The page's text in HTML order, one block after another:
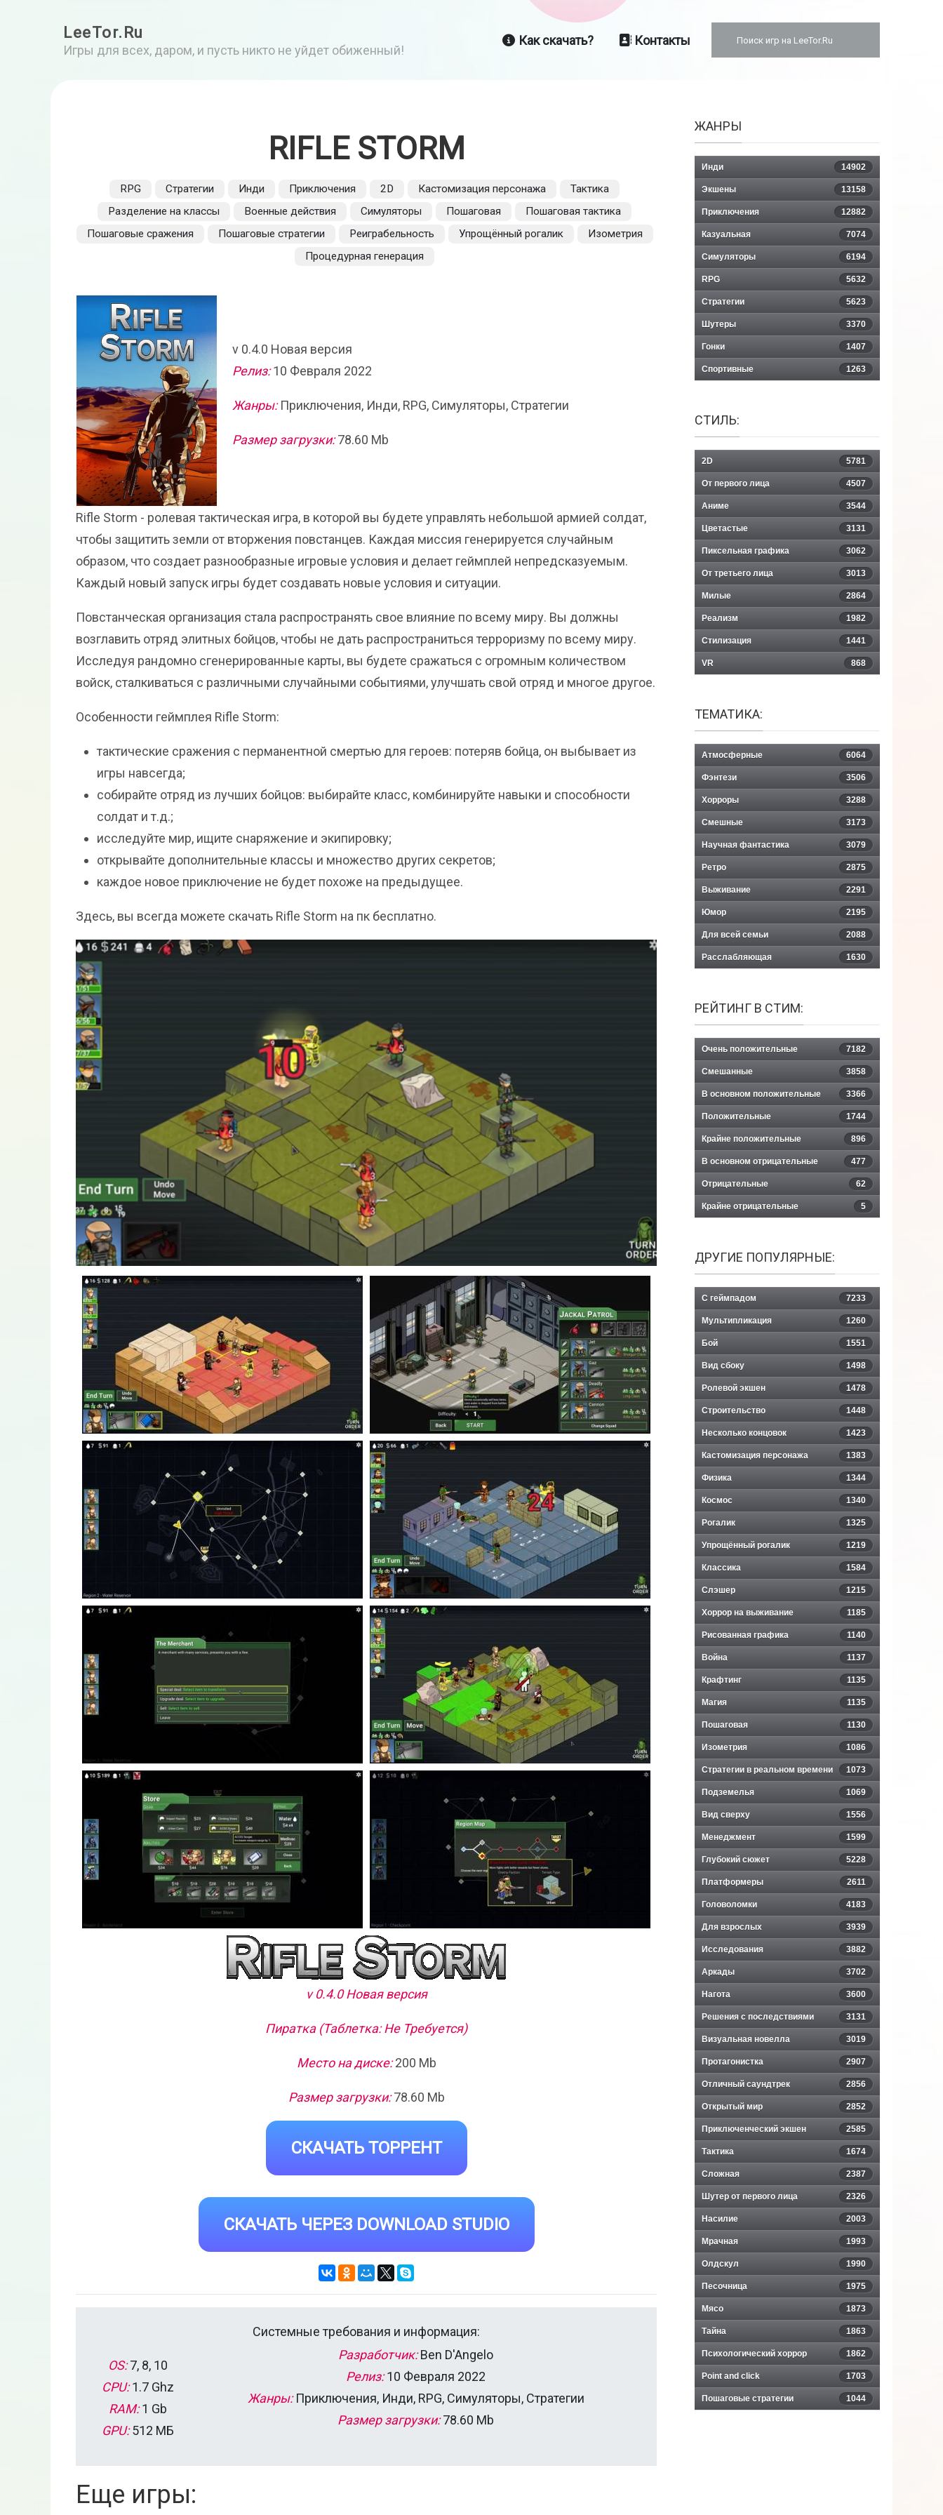
LeeTor.Ru
Игры для всех, даром, и пусть никто не уйдет обиженный!
Как скачать? Контакты
RIFLE STORM
RPG Стратегии Инди Приключения 2D Кастомизация персонажа
Тактика
Разделение на классы
Военные действия Симуляторы Пошаговая
Пошаговая тактика
Пошаговые сражения
Пошаговые стратегии Реиграбельность Упрощённый рогалик
Изометрия
Процедурная генерация
v 0.4.0 Новая версия
Релиз:10 Февраля 2022
Жанры:Приключения, Инди, RPG, Симуляторы, Стратегии
Размер загрузки:78.60 Mb
Rifle Storm - ролевая тактическая игра, в которой вы будете управлять небольшой армией солдат,
чтобы защитить земли от вторжения повстанцев. Каждая миссия генерируется случайным
образом, что создает разнообразные игровые условия и делает геймплей непредсказуемым.
Каждый новый запуск игры будет создавать новые условия и ситуации.
Повстанческая организация стала распространять свое влияние по всему миру. Вы должны
возглавить отряд элитных бойцов, чтобы не дать распространиться терроризму по всему миру.
Исследуя рандомно сгенерированные карты, вы будете сражаться с огромным количеством
войск, сталкиваться с различными случайными событиями, улучшать свой отряд и многое другое.
Особенности геймплея Rifle Storm:
тактические сражения с перманентной смертью для героев: потеряв бойца, он выбывает из
игры навсегда;
собирайте отряд из лучших бойцов: выбирайте класс, комбинируйте навыки и способности
солдат и т.д.;
исследуйте мир, ищите снаряжение и экипировку;
открывайте дополнительные классы и множество других секретов;
каждое новое приключение не будет похоже на предыдущее.
Здесь, вы всегда можете скачать Rifle Storm на пк бесплатно.
v 0.4.0 Новая версия
Пиратка (Таблетка: Не Требуется)
Место на диске:200 Mb
Размер загрузки:78.60 Mb
СКАЧАТЬ ТОРРЕНТ
СКАЧАТЬ ЧЕРЕЗ DOWNLOAD STUDIO
Системные требования и информация:
OS:7, 8, 10
CPU:1.7 Ghz
RAM:1 Gb
GPU:512 MБ
Разработчик:Ben D'Angelo
Релиз:10 Февраля 2022
Жанры:Приключения, Инди, RPG, Симуляторы, Стратегии
Размер загрузки:78.60 Mb
Еще игры:
ЖАНРЫ
Инди 14902
Экшены 13158
Приключения 12882
Казуальная 7074
Симуляторы 6194
RPG 5632
Стратегии 5623
Шутеры 3370
Гонки 1407
Спортивные 1263
СТИЛЬ:
2D 5781
От первого лица 4507
Аниме 3544
Цветастые 3131
Пиксельная графика 3062
От третьего лица 3013
Милые 2864
Реализм 1982
Стилизация 1441
VR 868
ТЕМАТИКА:
Атмосферные 6064
Фэнтези 3506
Хорроры 3288
Смешные 3173
Научная фантастика 3079
Ретро 2875
Выживание 2291
Юмор 2195
Для всей семьи 2088
Расслабляющая 1630
РЕЙТИНГ В СТИМ:
Очень положительные 7182
Смешанные 3858
В основном положительные 3366
Положительные 1744
Крайне положительные 896
В основном отрицательные 477
Отрицательные 62
Крайне отрицательные 5
ДРУГИЕ ПОПУЛЯРНЫЕ:
С геймпадом 7233
Мультипликация 1260
Бой 1551
Вид сбоку 1498
Ролевой экшен 1478
Строительство 1448
Несколько концовок 1423
Кастомизация персонажа 1383
Физика 1344
Космос 1340
Рогалик 1325
Упрощённый рогалик 1219
Классика 1584
Слэшер 1215
Хоррор на выживание 1185
Рисованная графика 1140
Война 1137
Крафтинг 1135
Магия 1135
Пошаговая 1130
Изометрия 1086
Стратегии в реальном времени 1073
Подземелья 1069
Вид сверху 1556
Менеджмент 1599
Глубокий сюжет 5228
Платформеры 2611
Головоломки 4183
Для взрослых 3939
Исследования 3882
Аркады 3702
Нагота 3600
Решения с последствиями 3131
Визуальная новелла 3019
Протагонистка 2907
Отличный саундтрек 2856
Открытый мир 2852
Приключенческий экшен 2585
Тактика 1674
Сложная 2387
Шутер от первого лица 2326
Насилие 2003
Мрачная 1993
Олдскул 1990
Песочница 1975
Мясо 1873
Тайна 1863
Психологический хоррор 1862
Point and click 1703
Пошаговые стратегии 1044